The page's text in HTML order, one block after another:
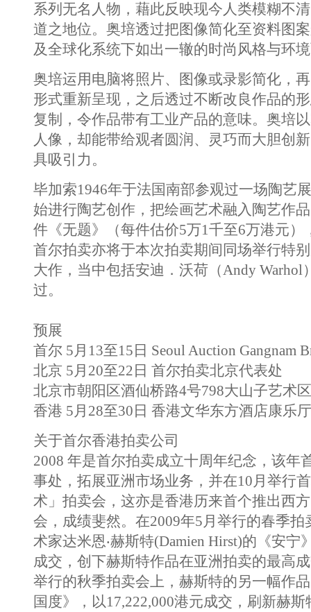
系列无名人物，藉此反映现今人类模糊不
道之地位。奥培透过把图像简化至资料图
及全球化系统下如出一辙的时尚风格与环
奥培运用电脑将照片、图像或录影简化，
形式重新呈现，之后透过不断改良作品的
复制，令作品带有工业产品的意味。奥培
人像，却能带给观者圆润、灵巧而大胆创
具吸引力。
毕加索1946年于法国南部参观过一场陶艺
始进行陶艺创作，把绘画艺术融入陶艺作
件《无题》（每件估价5万1千至6万港元）
首尔拍卖亦将于本次拍卖期间同场举行特
大作，当中包括安迪．沃荷（Andy Warhol
过。
预展
首尔 5月13至15日 Seoul Auction Gangnam
北京 5月20至22日 首尔拍卖北京代表处
北京市朝阳区酒仙桥路4号798大山子艺术
香港 5月28至30日 香港文华东方酒店康乐厅
关于首尔香港拍卖公司
2008 年是首尔拍卖成立十周年纪念，该年
事处，拓展亚洲市场业务，并在10月举行
术」拍卖会，这亦是香港历来首个推出西
会，成绩斐然。在2009年5月举行的春季
术家达米恩‧赫斯特(Damien Hirst)的《安宁
成交，创下赫斯特作品在亚洲拍卖的最高
举行的秋季拍卖会上，赫斯特的另一幅作
国度》，以17,222,000港元成交，刷新赫